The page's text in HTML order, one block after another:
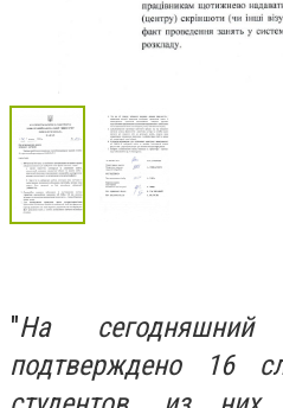
"На
подтверждено 16